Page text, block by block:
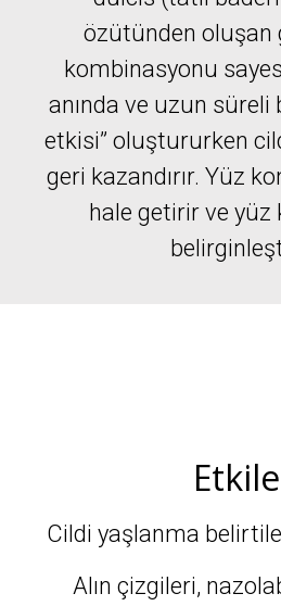
özütünden oluşan
kombinasyonu
anında ve uzun süreli
etkisi” oluştururken
geri kazandırır. Yüz
hale getirir ve yüz
Cildi yaşlanma
Alın çizgileri,